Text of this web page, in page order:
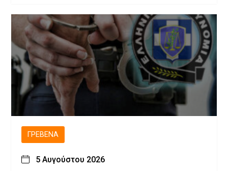
ΓΡΕΒΕΝΆ
5 Αυγούστου 2026